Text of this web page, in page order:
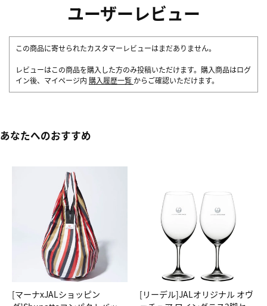
ユーザーレビュー
この商品に寄せられたカスタマーレビューはまだありません。
レビューはこの商品を購入した方のみ投稿いただけます。購入商品はログ
イン後、マイページ内 購入履歴一覧 からご確認いただけます。
あなたへのおすすめ
[マーナxJALショッピン
[リーデル]JALオリジナル オヴ